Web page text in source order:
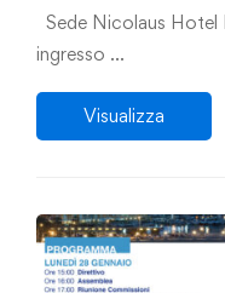
Sede Nicolaus
ingresso …
Visualizza